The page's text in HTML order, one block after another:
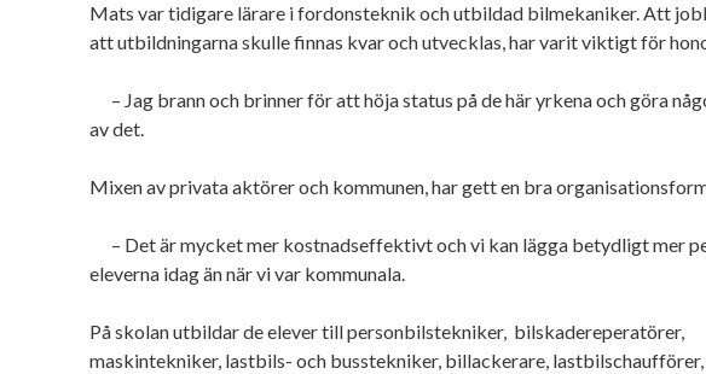
Mats var tidigare lärare i fordonsteknik och utbildad bilmekaniker. Att
att utbildningarna skulle finnas kvar och utvecklas, har varit viktigt för
– Jag brann och brinner för att höja status på de här yrkena och göra
av det.
Mixen av privata aktörer och kommunen, har gett en bra
– Det är mycket mer kostnadseffektivt och vi kan lägga betydligt mer
eleverna idag än när vi var kommunala.
På skolan utbildar de elever till personbilstekniker, bilskadereperatörer,
maskintekniker, lastbils- och busstekniker, billackerare, lastbilschaufförer,